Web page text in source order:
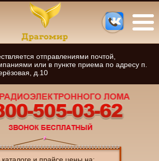
отправлениями почтой,
или в пункте приема по адресу п.
д.10